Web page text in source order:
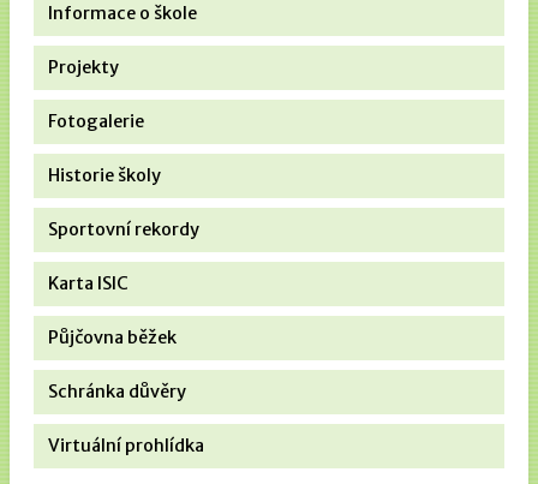
Informace o škole
Projekty
Fotogalerie
Historie školy
Sportovní rekordy
Karta ISIC
Půjčovna běžek
Schránka důvěry
Virtuální prohlídka